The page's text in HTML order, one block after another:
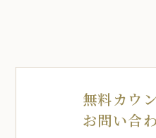
無料カウ
お問い合